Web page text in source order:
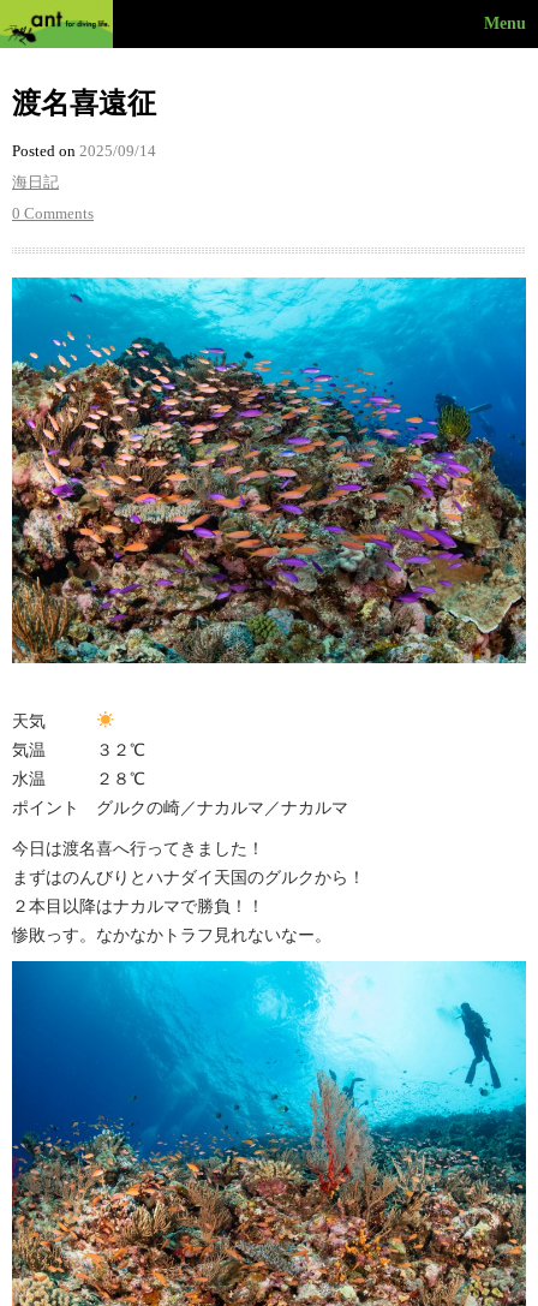
Menu
渡名喜遠征
Posted on 2025/09/14
海日記
0 Comments
天気
気温 ３２℃
水温 ２８℃
ポイント グルクの崎／ナカルマ／ナカルマ
今日は渡名喜へ行ってきました！
まずはのんびりとハナダイ天国のグルクから！
２本目以降はナカルマで勝負！！
惨敗っす。なかなかトラフ見れないなー。